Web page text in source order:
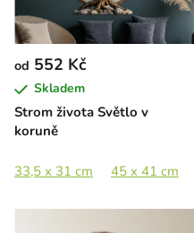
p
r
o
d
u
t
Strom života Světlo v
koruně
od 552 Kč
Skladem
33,5 x 31 cm 45 x 41 cm